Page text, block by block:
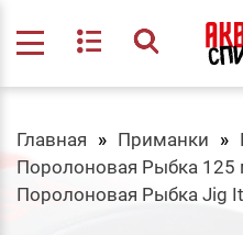
Главная Приманки
Поролоновая Рыбка